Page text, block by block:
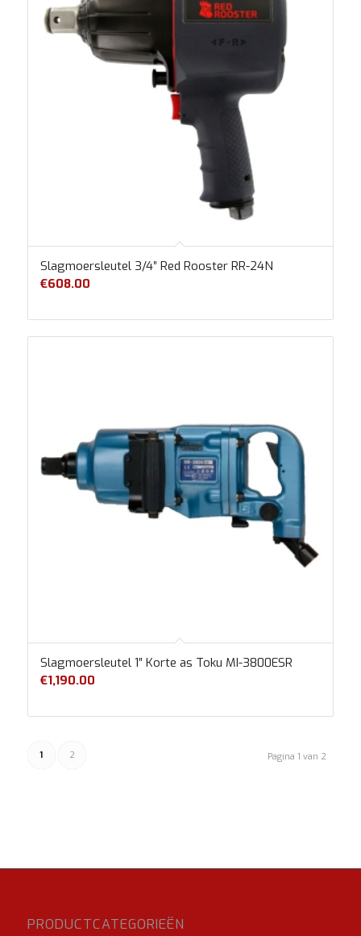
Slagmoersleutel 3/4″ Red Rooster RR-24N
€608.00
Slagmoersleutel 1″ Korte as Toku MI-3800ESR
€1,190.00
Pagina 1 van 2
1 2
PRODUCTCATEGORIEËN